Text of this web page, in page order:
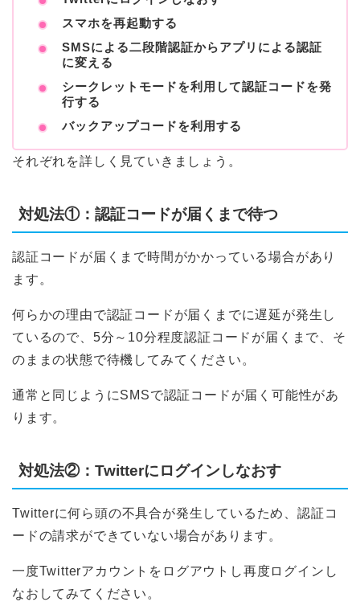
スマホを再起動する
SMSによる二段階認証からアプリによる認証
に変える
シークレットモードを利用して認証コードを発
行する
バックアップコードを利用する
それぞれを詳しく見ていきましょう。
対処法①：認証コードが届くまで待つ
認証コードが届くまで時間がかかっている場合があり
ます。
何らかの理由で認証コードが届くまでに遅延が発生し
ているので、5分～10分程度認証コードが届くまで、そ
のままの状態で待機してみてください。
通常と同じようにSMSで認証コードが届く可能性があ
ります。
対処法②：Twitterにログインしなおす
Twitterに何ら頭の不具合が発生しているため、認証コ
ードの請求ができていない場合があります。
一度Twitterアカウントをログアウトし再度ログインし
なおしてみてください。